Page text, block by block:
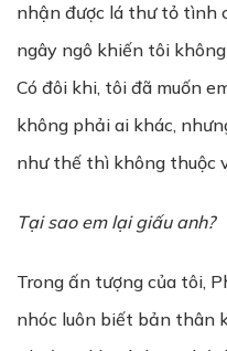
nhận được lá thư tỏ tình
ngây ngô khiến tôi
Có đôi khi, tôi đã muốn
không phải ai khác,
như thế thì không thuộc
Tại sao em lại giấu anh?
Trong ấn tượng của tôi,
nhóc luôn biết bản thân